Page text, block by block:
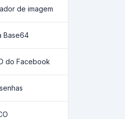
de imagem
Base64
do Facebook